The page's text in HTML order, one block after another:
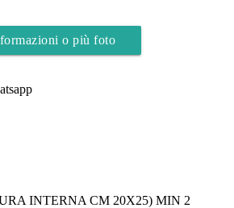
o più foto
INTERNA CM 20X25) MIN 2